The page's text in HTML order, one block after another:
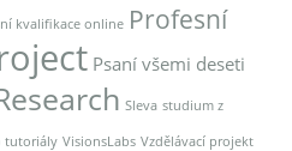
kvalifikace online Profesní
Psaní všemi deseti
Sleva studium z
tutoriály VisionsLabs Vzdělávací projekt